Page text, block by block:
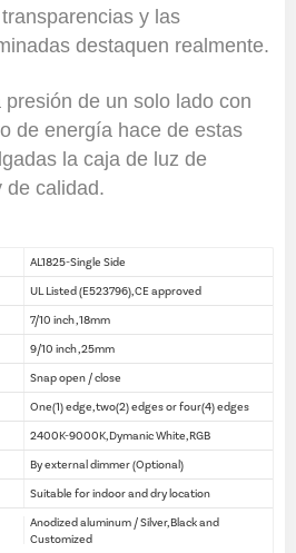
y las
destaquen realmente.
de un solo lado con
de energía hace de estas
la caja de luz de
de calidad.
AL1825-Single Side
UL Listed (E523796), CE approved
7/10 inch , 18mm
9/10 inch , 25mm
Snap open / close
One(1) edge, two(2) edges or four(4) edges
2400K-9000K, Dymanic White, RGB
By external dimmer (Optional)
Suitable for indoor and dry location
Anodized aluminum / Silver, Black and
Customized